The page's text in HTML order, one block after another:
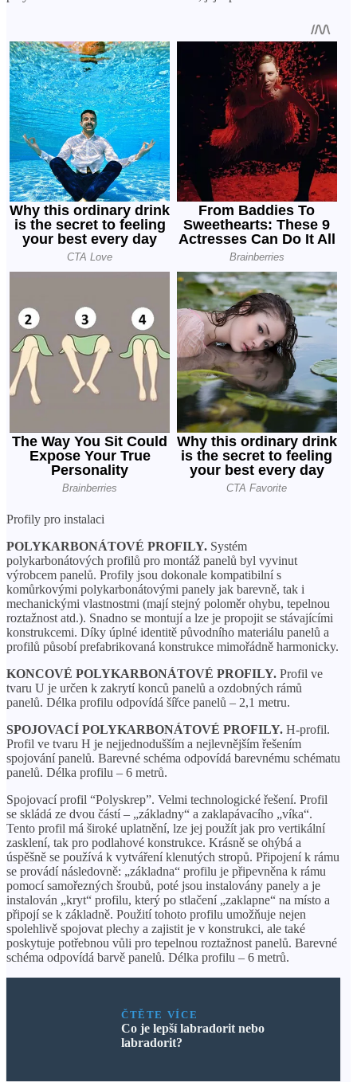
Profily pro instalaci
POLYKARBONÁTOVÉ PROFILY. Systém
polykarbonátových profilů pro montáž panelů byl vyvinut
výrobcem panelů. Profily jsou dokonale kompatibilní s
komůrkovými polykarbonátovými panely jak barevně, tak i
mechanickými vlastnostmi (mají stejný poloměr ohybu, tepelnou
roztažnost atd.). Snadno se montují a lze je propojit se stávajícími
konstrukcemi. Díky úplné identitě původního materiálu panelů a
profilů působí prefabrikovaná konstrukce mimořádně harmonicky.
KONCOVÉ POLYKARBONÁTOVÉ PROFILY. Profil ve
tvaru U je určen k zakrytí konců panelů a ozdobných rámů
panelů. Délka profilu odpovídá šířce panelů – 2,1 metru.
SPOJOVACÍ POLYKARBONÁTOVÉ PROFILY. H-profil.
Profil ve tvaru H je nejjednodušším a nejlevnějším řešením
spojování panelů. Barevné schéma odpovídá barevnému schématu
panelů. Délka profilu – 6 metrů.
Spojovací profil “Polyskrep”. Velmi technologické řešení. Profil
se skládá ze dvou částí – „základny“ a zaklapávacího „víka“.
Tento profil má široké uplatnění, lze jej použít jak pro vertikální
zasklení, tak pro podlahové konstrukce. Krásně se ohýbá a
úspěšně se používá k vytváření klenutých stropů. Připojení k rámu
se provádí následovně: „základna“ profilu je připevněna k rámu
pomocí samořezných šroubů, poté jsou instalovány panely a je
instalován „kryt“ profilu, který po stlačení „zaklapne“ na místo a
připojí se k základně. Použití tohoto profilu umožňuje nejen
spolehlivě spojovat plechy a zajistit je v konstrukci, ale také
poskytuje potřebnou vůli pro tepelnou roztažnost panelů. Barevné
schéma odpovídá barvě panelů. Délka profilu – 6 metrů.
ČTĚTE VÍCE
Co je lepší labradorit nebo
labradorit?